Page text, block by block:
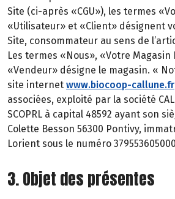
Site (ci-après «CGU»), les termes
«Utilisateur» et «Client» désignent
Site, consommateur au sens de
Les termes «Nous», «Votre Magasin
«Vendeur» désigne le magasin. «
site internet www.biocoop-callune.fr
associées, exploité par la société
SCOPRL à capital 48592 ayant son
Colette Besson 56300 Pontivy,
Lorient sous le numéro
3. Objet des présentes